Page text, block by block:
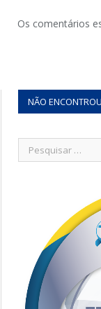
Os comentários
NÃO